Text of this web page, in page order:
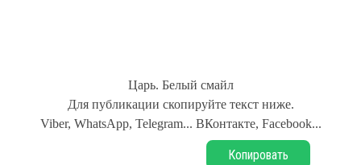
Царь. Белый смайл
Для публикации скопируйте текст ниже.
Viber, WhatsApp, Telegram... ВКонтакте, Facebook...
Копировать